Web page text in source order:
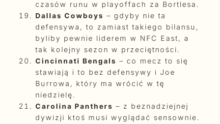
czasów runu w playoffach za Bortlesa.
Dallas Cowboys – gdyby nie ta
defensywa, to zamiast takiego bilansu,
byliby pewnie liderem w NFC East, a
tak kolejny sezon w przeciętności.
Cincinnati Bengals – co mecz to się
stawiają i to bez defensywy i Joe
Burrowa, który ma wrócić w tę
niedzielę.
Carolina Panthers – z beznadziejnej
dywizji ktoś musi wyglądać sensownie.